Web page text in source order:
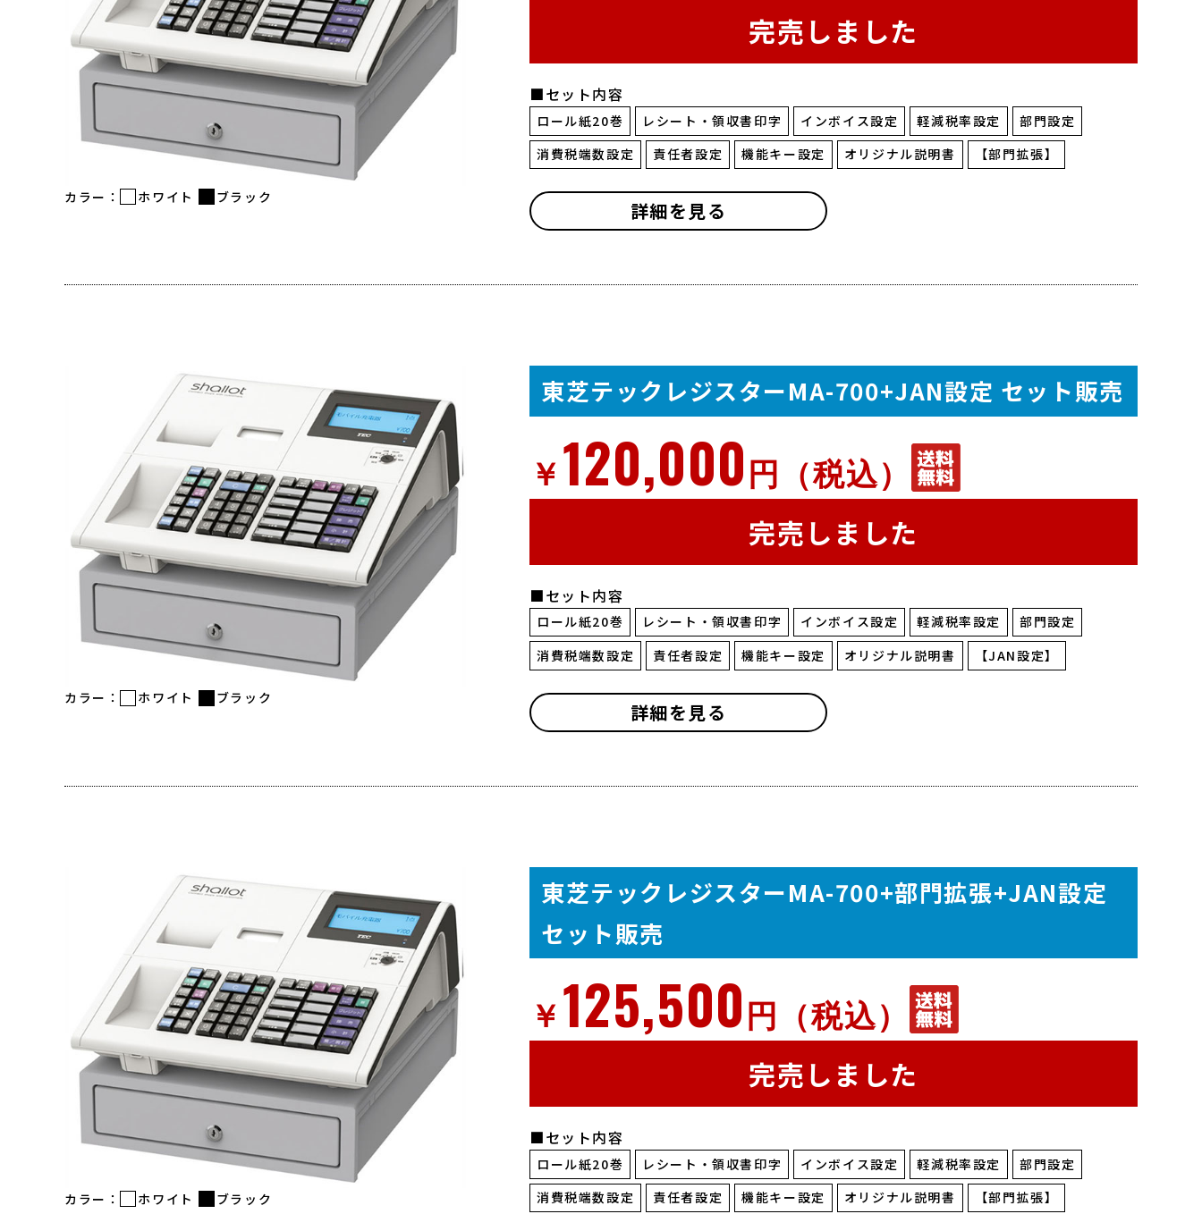
カラー： ホワイト ブラック
完売しました
■セット内容
ロール紙20巻 レシート・領収書印字 インボイス設定 軽減税率設定
部門設定
消費税端数設定
責任者設定 機能キー設定 オリジナル説明書 【部門拡張】
詳細を見る
カラー： ホワイト ブラック
東芝テックレジスターMA-700+JAN設定 セット販売
￥120,000円（税込）
完売しました
■セット内容
ロール紙20巻 レシート・領収書印字 インボイス設定 軽減税率設定
部門設定
消費税端数設定
責任者設定 機能キー設定 オリジナル説明書 【JAN設定】
詳細を見る
カラー： ホワイト ブラック
東芝テックレジスターMA-700+部門拡張+JAN設定
セット販売
￥125,500円（税込）
完売しました
■セット内容
ロール紙20巻 レシート・領収書印字 インボイス設定 軽減税率設定
部門設定
消費税端数設定
責任者設定 機能キー設定 オリジナル説明書 【部門拡張】